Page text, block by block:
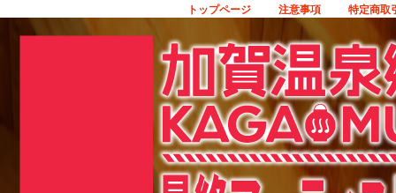
トップページ 注意事項 特定商取